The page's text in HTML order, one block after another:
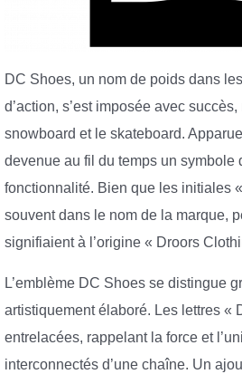
DC Shoes, un nom de poids dans
d’action, s’est imposée avec
snowboard et le skateboard.
devenue au fil du temps un symbole
fonctionnalité. Bien que les initiales
souvent dans le nom de la marque,
signifiaient à l’origine « Droors
L’emblème DC Shoes se distingue
artistiquement élaboré. Les lettres «
entrelacées, rappelant la force et
interconnectés d’une chaîne. Un